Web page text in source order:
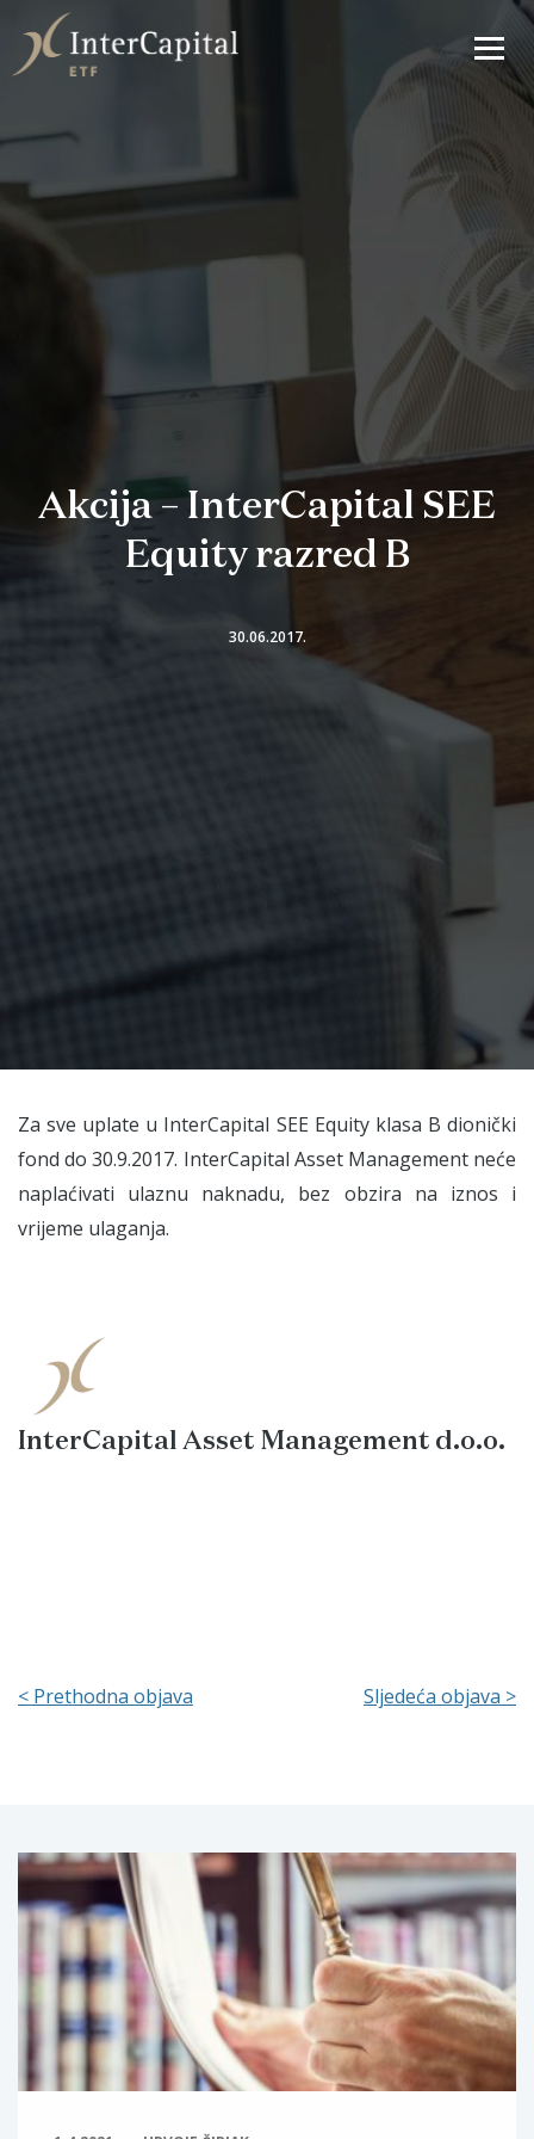
Akcija – InterCapital SEE
Equity razred B
30.06.2017.
Za sve uplate u InterCapital SEE Equity klasa B dionički
fond do 30.9.2017. InterCapital Asset Management neće
naplaćivati ulaznu naknadu, bez obzira na iznos i
vrijeme ulaganja.
InterCapital Asset Management d.o.o.
< Prethodna objava Sljedeća objava >